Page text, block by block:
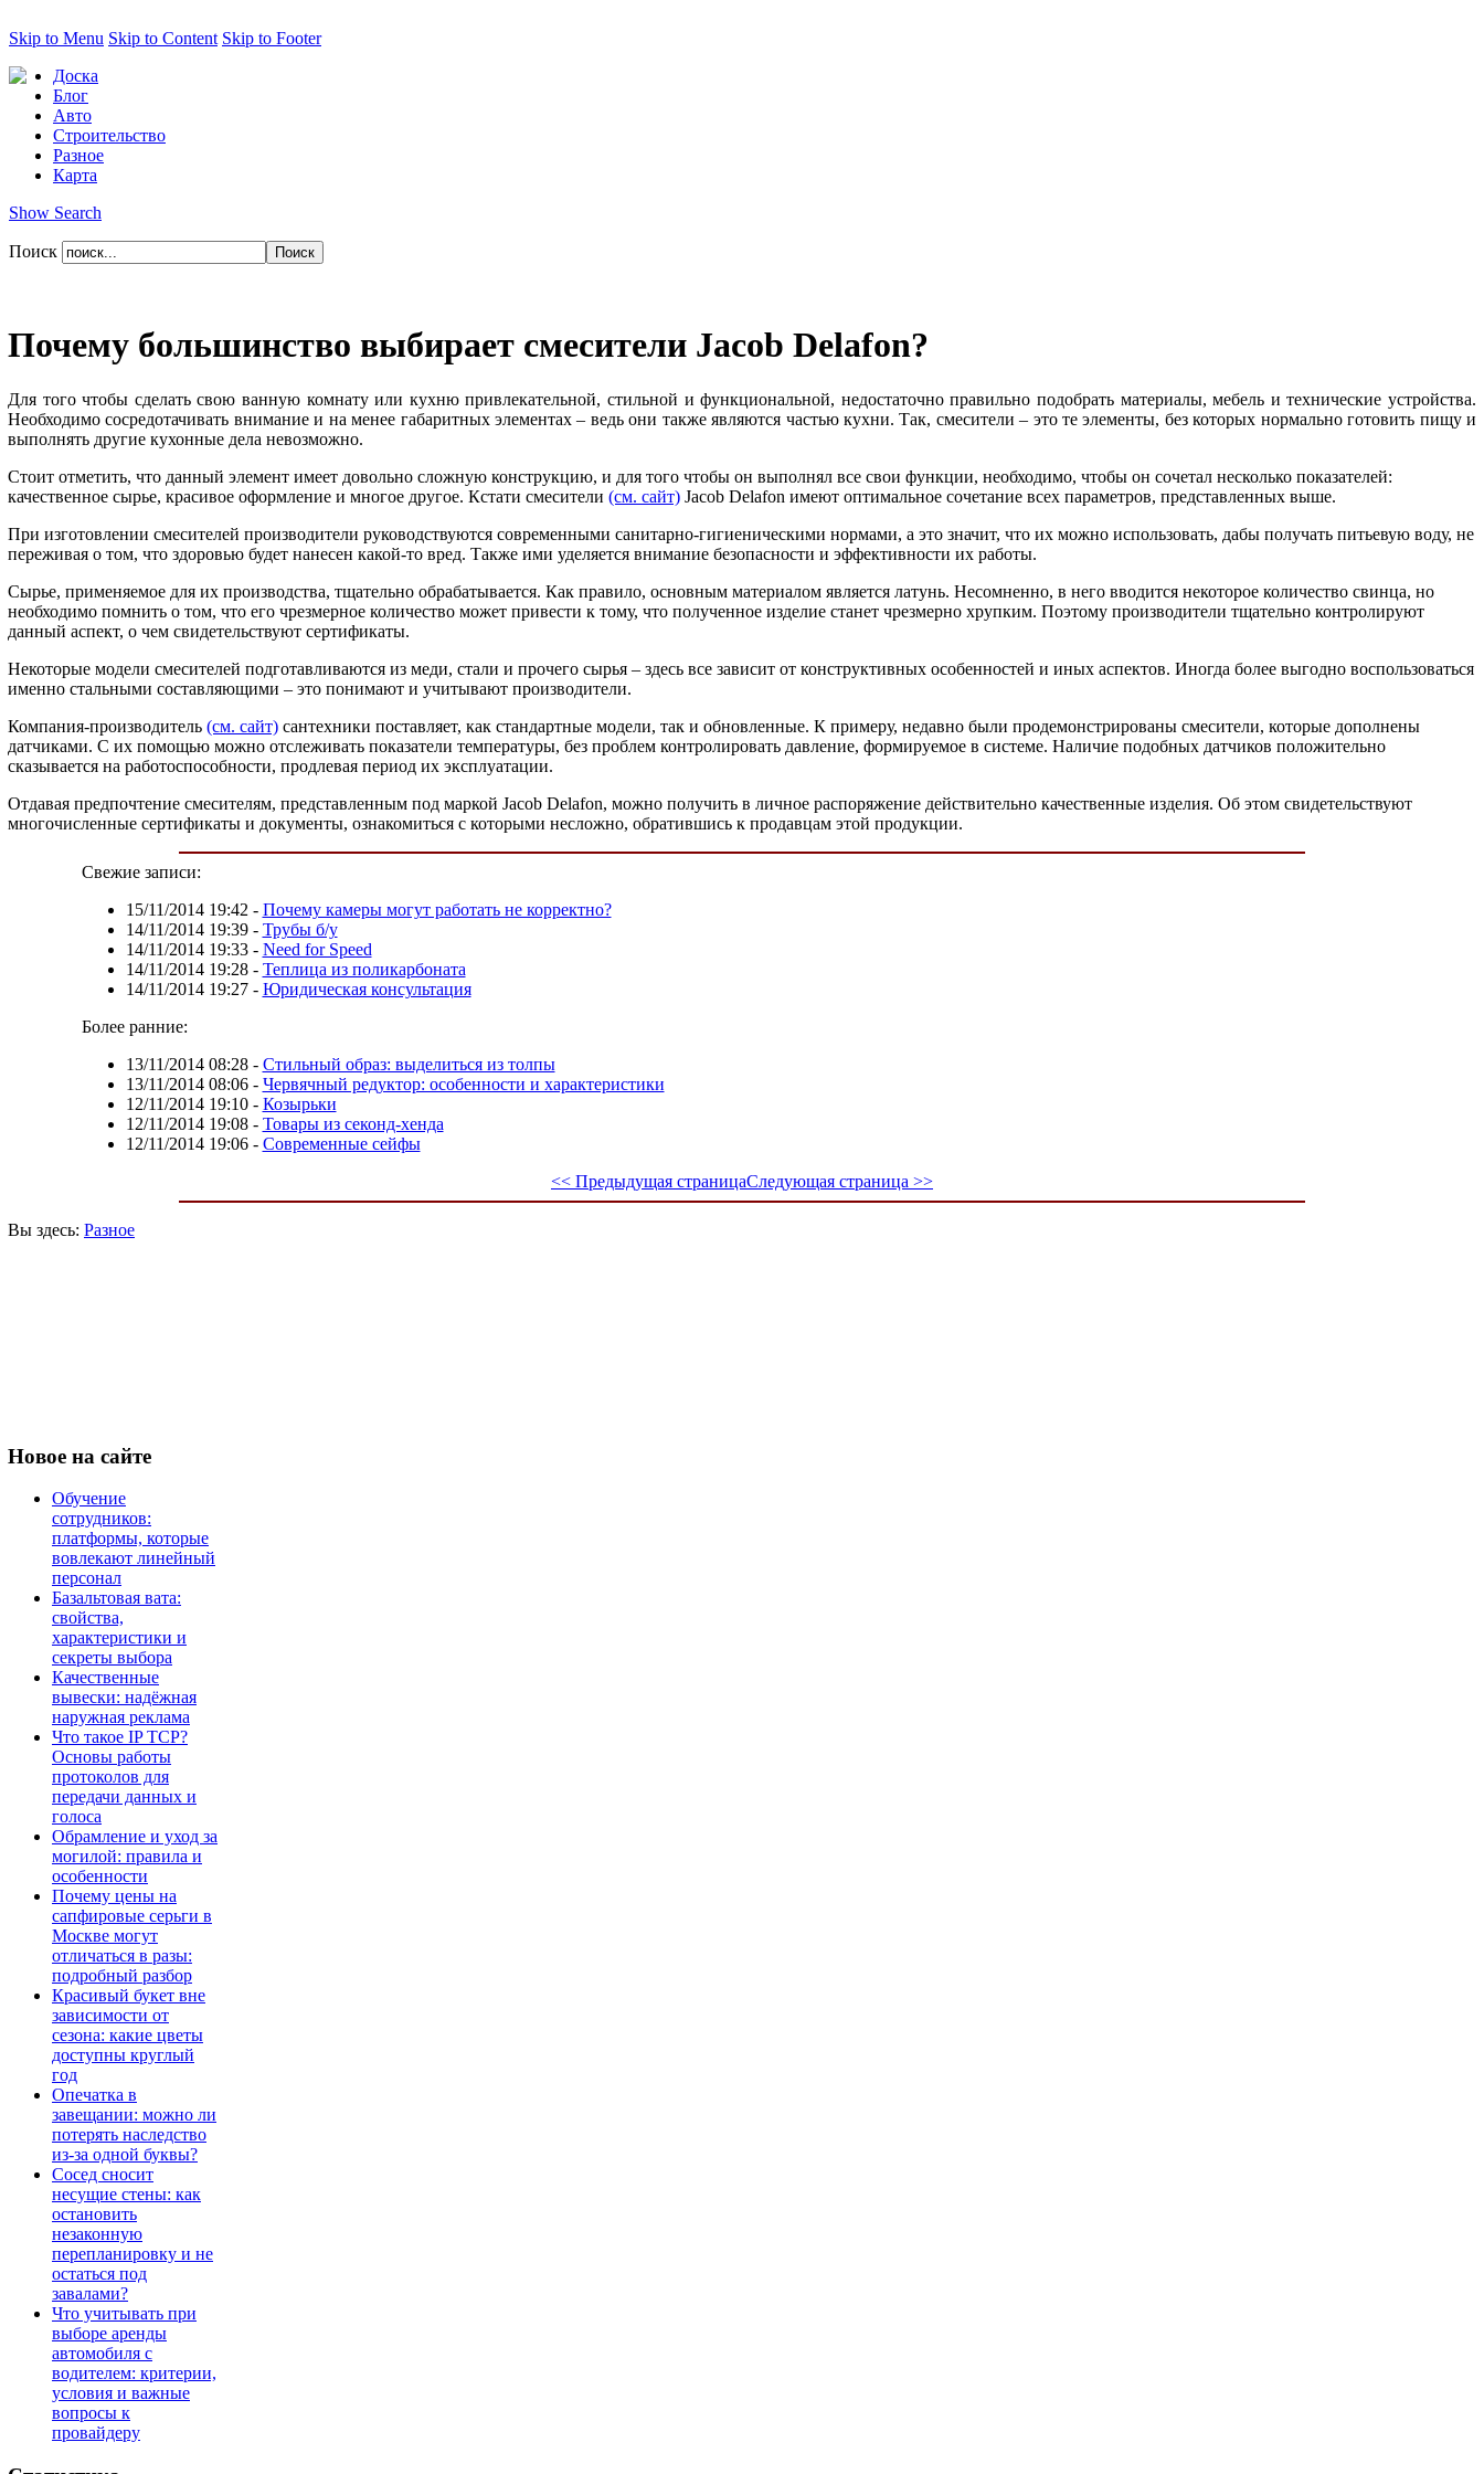
Skip to Menu Skip to Content Skip to Footer
Доска
Блог
Авто
Строительство
Разное
Карта
Show Search
Поиск
Почему большинство выбирает смесители Jacob Delafon?
Для того чтобы сделать свою ванную комнату или кухню привлекательной, стильной и функциональной, недостаточно правильно подобрать материалы, мебель и технические устройства.
Необходимо сосредотачивать внимание и на менее габаритных элементах – ведь они также являются частью кухни. Так, смесители – это те элементы, без которых нормально готовить пищу и
выполнять другие кухонные дела невозможно.
Стоит отметить, что данный элемент имеет довольно сложную конструкцию, и для того чтобы он выполнял все свои функции, необходимо, чтобы он сочетал несколько показателей:
качественное сырье, красивое оформление и многое другое. Кстати смесители (см. сайт) Jacob Delafon имеют оптимальное сочетание всех параметров, представленных выше.
При изготовлении смесителей производители руководствуются современными санитарно-гигиеническими нормами, а это значит, что их можно использовать, дабы получать питьевую воду, не
переживая о том, что здоровью будет нанесен какой-то вред. Также ими уделяется внимание безопасности и эффективности их работы.
Сырье, применяемое для их производства, тщательно обрабатывается. Как правило, основным материалом является латунь. Несомненно, в него вводится некоторое количество свинца, но
необходимо помнить о том, что его чрезмерное количество может привести к тому, что полученное изделие станет чрезмерно хрупким. Поэтому производители тщательно контролируют
данный аспект, о чем свидетельствуют сертификаты.
Некоторые модели смесителей подготавливаются из меди, стали и прочего сырья – здесь все зависит от конструктивных особенностей и иных аспектов. Иногда более выгодно воспользоваться
именно стальными составляющими – это понимают и учитывают производители.
Компания-производитель (см. сайт) сантехники поставляет, как стандартные модели, так и обновленные. К примеру, недавно были продемонстрированы смесители, которые дополнены
датчиками. С их помощью можно отслеживать показатели температуры, без проблем контролировать давление, формируемое в системе. Наличие подобных датчиков положительно
сказывается на работоспособности, продлевая период их эксплуатации.
Отдавая предпочтение смесителям, представленным под маркой Jacob Delafon, можно получить в личное распоряжение действительно качественные изделия. Об этом свидетельствуют
многочисленные сертификаты и документы, ознакомиться с которыми несложно, обратившись к продавцам этой продукции.
Свежие записи:
15/11/2014 19:42 - Почему камеры могут работать не корректно?
14/11/2014 19:39- Трубы б/у
14/11/2014 19:33- Need for Speed
14/11/2014 19:28- Теплица из поликарбоната
14/11/2014 19:27- Юридическая консультация
Более ранние:
13/11/2014 08:28- Стильный образ: выделиться из толпы
13/11/2014 08:06- Червячный редуктор: особенности и характеристики
12/11/2014 19:10- Козырьки
12/11/2014 19:08- Товары из секонд-хенда
12/11/2014 19:06- Современные сейфы
<< Предыдущая страницаСледующая страница >>
Вы здесь: Разное
Новое на сайте
Обучение
сотрудников:
платформы, которые
вовлекают линейный
персонал
Базальтовая вата:
свойства,
характеристики и
секреты выбора
Качественные
вывески: надёжная
наружная реклама
Что такое IP TCP?
Основы работы
протоколов для
передачи данных и
голоса
Обрамление и уход за
могилой: правила и
особенности
Почему цены на
сапфировые серьги в
Москве могут
отличаться в разы:
подробный разбор
Красивый букет вне
зависимости от
сезона: какие цветы
доступны круглый
год
Опечатка в
завещании: можно ли
потерять наследство
из-за одной буквы?
Сосед сносит
несущие стены: как
остановить
незаконную
перепланировку и не
остаться под
завалами?
Что учитывать при
выборе аренды
автомобиля с
водителем: критерии,
условия и важные
вопросы к
провайдеру